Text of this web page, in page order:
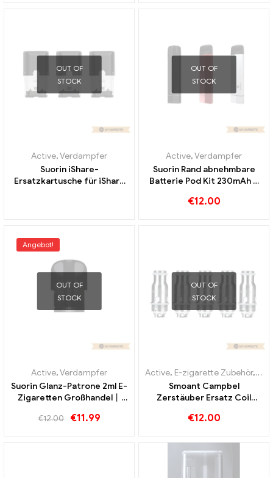
OUT OF
STOCK
Active,Verdampfer
Suorin iShare-
Ersatzkartusche für iShare
OUT OF
STOCK
Active,Verdampfer
Suorin Rand abnehmbare
Batterie Pod Kit 230mAh &
Großhandel丨Custom
€12.00
Angebot!
OUT OF
STOCK
Active,Verdampfer
Suorin Glanz-Patrone 2ml E-
Zigaretten Großhandel丨
€12.00 €11.99
OUT OF
STOCK
Active, E-zigarette Zubehör,
Smoant Campbel
Zerstäuber Ersatz Coil
Zigaretten Großhandel丨
€12.00